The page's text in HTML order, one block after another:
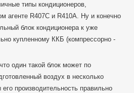
типы кондиционеров,
агенте R407C и R410А. Ну и конечно
блок кондиционера к уже
купленному ККБ (компрессорно -
один такой блок может по
воздух в несколько
производительность правильно